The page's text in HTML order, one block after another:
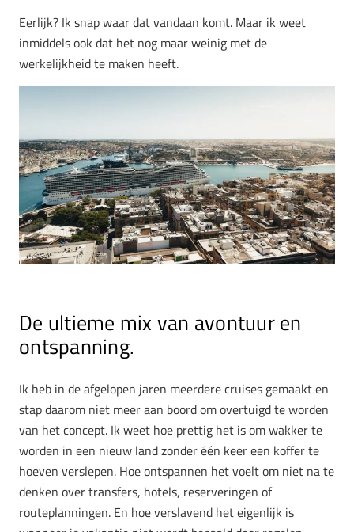
Eerlijk? Ik snap waar dat vandaan komt. Maar ik weet
inmiddels ook dat het nog maar weinig met de
werkelijkheid te maken heeft.
De ultieme mix van avontuur en
ontspanning.
Ik heb in de afgelopen jaren meerdere cruises gemaakt en
stap daarom niet meer aan boord om overtuigd te worden
van het concept. Ik weet hoe prettig het is om wakker te
worden in een nieuw land zonder één keer een koffer te
hoeven verslepen. Hoe ontspannen het voelt om niet na te
denken over transfers, hotels, reserveringen of
routeplanningen. En hoe verslavend het eigenlijk is